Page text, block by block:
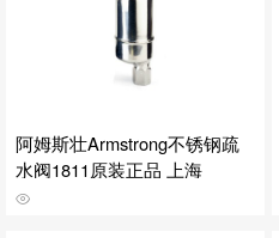
阿姆斯壮Armstrong不锈钢疏
水阀1811原装正品 上海